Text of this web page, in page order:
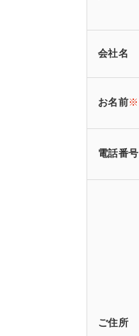
会社名
お名前※
電話番号
ご住所